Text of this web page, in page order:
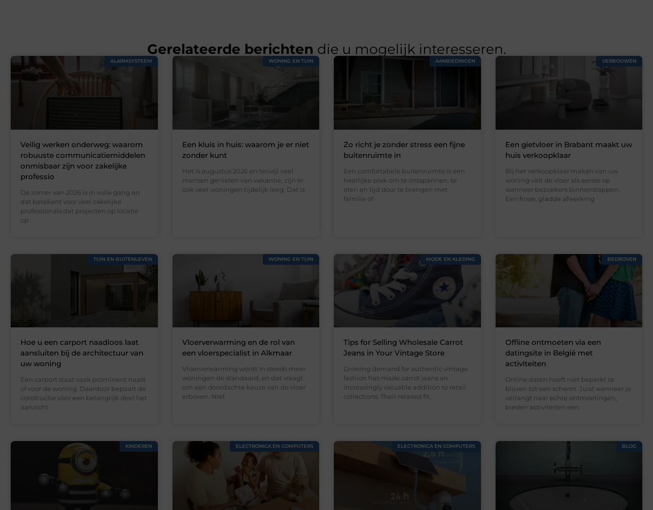
Gerelateerde berichten die u mogelijk interesseren.
ALARMSYSTEEM
Veilig werken onderweg: waarom
robuuste communicatiemiddelen
onmisbaar zijn voor zakelijke
professio
De zomer van 2026 is in volle gang en
dat betekent voor veel zakelijke
professionals dat projecten op locatie
op
WONING EN TUIN
Een kluis in huis: waarom je er niet
zonder kunt
Het is augustus 2026 en terwijl veel
mensen genieten van vakantie, zijn er
ook veel woningen tijdelijk leeg. Dat is
AANBIEDINGEN
Zo richt je zonder stress een fijne
buitenruimte in
Een comfortabele buitenruimte is een
heerlijke plek om te ontspannen, te
eten en tijd door te brengen met
familie of
VERBOUWEN
Een gietvloer in Brabant maakt uw
huis verkoopklaar
Bij het verkoopklaar maken van uw
woning valt de vloer als eerste op
wanneer bezoekers binnenstappen.
Een frisse, gladde afwerking
TUIN EN BUITENLEVEN
Hoe u een carport naadloos laat
aansluiten bij de architectuur van
uw woning
Een carport staat vaak prominent naast
of voor de woning. Daardoor bepaalt de
constructie voor een belangrijk deel het
aanzicht
WONING EN TUIN
Vloerverwarming en de rol van
een vloerspecialist in Alkmaar
Vloerverwarming wordt in steeds meer
woningen de standaard, en dat vraagt
om een doordachte keuze van de vloer
erboven. Niet
MODE EN KLEDING
Tips for Selling Wholesale Carrot
Jeans in Your Vintage Store
Growing demand for authentic vintage
fashion has made carrot jeans an
increasingly valuable addition to retail
collections. Their relaxed fit,
BEDRIJVEN
Offline ontmoeten via een
datingsite in België met
activiteiten
Online daten hoeft niet beperkt te
blijven tot een scherm. Juist wanneer je
verlangt naar echte ontmoetingen,
bieden activiteiten een
KINDEREN ELECTRONICA EN COMPUTERS ELECTRONICA EN COMPUTERS BLOG